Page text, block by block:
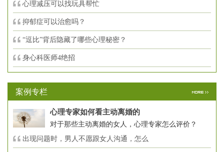
心理减压可以找玩具帮忙
抑郁症可以治愈吗？
“逗比”背后隐藏了哪些心理秘密？
身心科医师4绝招
案例专栏
心理专家如何看主动离婚的
对于那些主动离婚的女人，心理专家怎么评价？
出现问题时，男人不愿跟女人沟通，怎么